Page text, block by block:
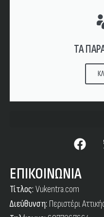
ΤΑ
ΕΠΙΚΟΙΝΩΝΙΑ
Τίτλος: Vukentra.com
Διεύθυνση: Περιστέρι